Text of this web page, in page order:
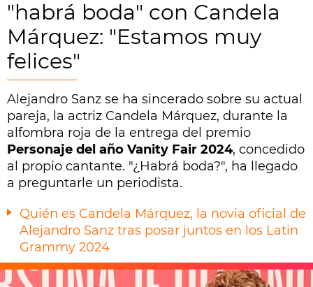
|
FM
"habrá boda" con Candela
Márquez: "Estamos muy
felices"
Alejandro Sanz se ha sincerado sobre su actual
pareja, la actriz Candela Márquez, durante la
alfombra roja de la entrega del premio
Personaje del año Vanity Fair 2024, concedido
al propio cantante. "¿Habrá boda?", ha llegado
a preguntarle un periodista.
Quién es Candela Márquez, la novia oficial de
Alejandro Sanz tras posar juntos en los Latin
Grammy 2024